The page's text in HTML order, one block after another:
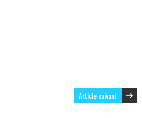
Article suivant